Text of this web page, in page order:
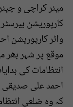
میئر کراچی و
کارپوریشن
واٹر کارپوریشن
موقع پر شہر
انتظامات کی
احمد علی صدیقی
کہ وہ ضلعی